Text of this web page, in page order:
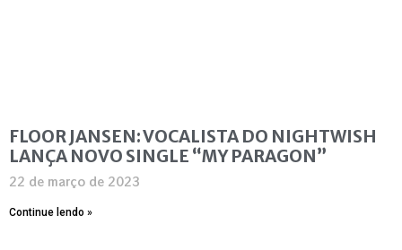
FLOOR JANSEN: VOCALISTA DO NIGHTWISH
LANÇA NOVO SINGLE “MY PARAGON”
22 de março de 2023
Continue lendo »